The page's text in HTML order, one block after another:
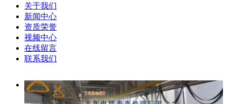
关于我们
新闻中心
资质荣誉
视频中心
在线留言
联系我们